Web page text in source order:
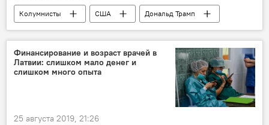
Колумнисты США
Дональд Трамп
Гренландия
Дания
Китай
"Северный поток - 2" - труба раздора
Финансирование и возраст врачей в
Латвии: слишком мало денег и
слишком много опыта
25 августа 2019, 21:26